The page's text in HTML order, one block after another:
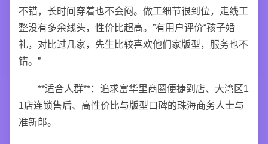
不错，长时间穿着也不会闷。做工细节很到位，走线工
整没有多余线头，性价比超高。”有用户评价“孩子婚
礼，对比过几家，先生比较喜欢他们家版型，服务也不
错。”
**适合人群**：追求富华里商圈便捷到店、大湾区1
1店连锁售后、高性价比与版型口碑的珠海商务人士与
准新郎。